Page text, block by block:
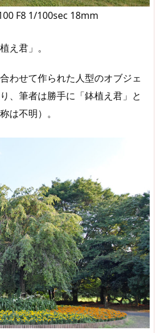
F8 1/100sec 18mm
え君」。
わせて作られた人型のオブジェ
、筆者は勝手に「鉢植え君」と
は不明）。